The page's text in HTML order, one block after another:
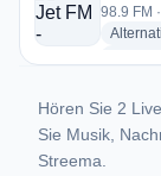
98.9 FM
Hören Sie 2
Sie Musik,
Streema.